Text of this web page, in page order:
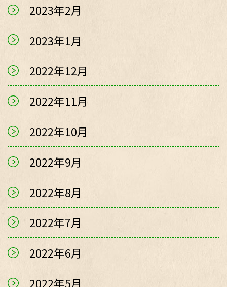
2023年2月
2023年1月
2022年12月
2022年11月
2022年10月
2022年9月
2022年8月
2022年7月
2022年6月
2022年5月